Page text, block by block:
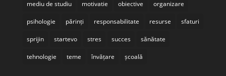
mediu de studiu motivatie obiective organizare
psihologie părinți responsabilitate resurse sfaturi
sprijin startevo stres succes sănătate
tehnologie teme învățare școală